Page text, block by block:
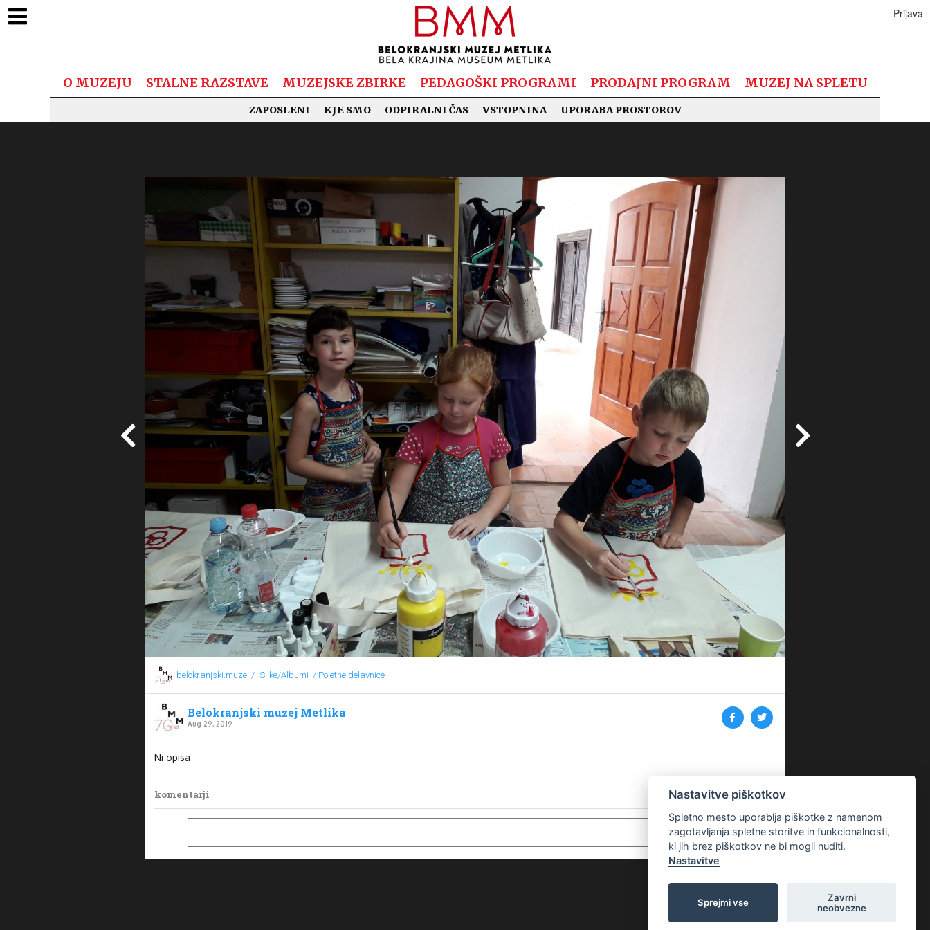
O MUZEJU STALNE RAZSTAVE MUZEJSKE ZBIRKE PEDAGOŠKI PROGRAMI PRODAJNI PROGRAM MUZEJ NA SPLETU
ZAPOSLENI KJE SMO ODPIRALNI ČAS VSTOPNINA UPORABA PROSTOROV
Prijava
belokranjski.muzej / Slike/Albumi / Poletne delavnice
Belokranjski muzej Metlika
Aug 29, 2019
Ni opisa
komentarji Nastavitve piškotkov
Spletno mesto uporablja piškotke z namenom
zagotavljanja spletne storitve in funkcionalnosti,
ki jih brez piškotkov ne bi mogli nuditi.
Nastavitve
Sprejmi vse
Zavrni
neobvezne